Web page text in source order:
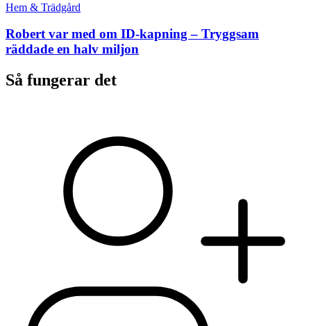
Hem & Trädgård
Robert var med om ID-kapning – Tryggsam
räddade en halv miljon
Så fungerar det